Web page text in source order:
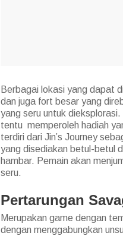
Berbagai lokasi yang dapat
dan juga fort besar yang
yang seru untuk
tentu memperoleh hadiah
terdiri dari Jin’s Journey
yang disediakan betul-betul
hambar. Pemain akan
seru.
Pertarungan
Merupakan game dengan
dengan menggabungkan